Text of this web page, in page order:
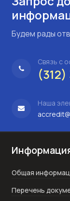
Будем рады
Связь с
(312)
Наша
Общая
Перечень